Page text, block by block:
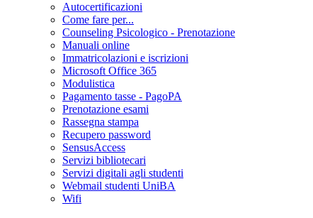
Autocertificazioni
Come fare per...
Counseling Psicologico - Prenotazione
Manuali online
Immatricolazioni e iscrizioni
Microsoft Office 365
Modulistica
Pagamento tasse - PagoPA
Prenotazione esami
Rassegna stampa
Recupero password
SensusAccess
Servizi bibliotecari
Servizi digitali agli studenti
Webmail studenti UniBA
Wifi